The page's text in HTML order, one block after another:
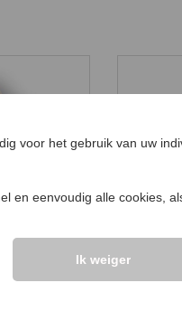
voor het gebruik van uw
en eenvoudig alle cookies,
Ik weiger